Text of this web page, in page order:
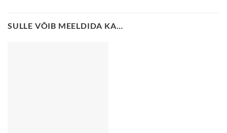
SULLE VÕIB MEELDIDA KA…